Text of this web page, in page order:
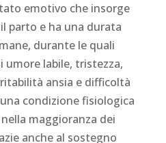
emotivo che insorge
parto e ha una durata
durante le quali
umore labile, tristezza,
ansia e difficoltà
condizione fisiologica
maggioranza dei
anche al sostegno